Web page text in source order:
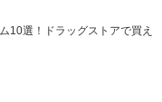
10選！ドラッグストアで買え